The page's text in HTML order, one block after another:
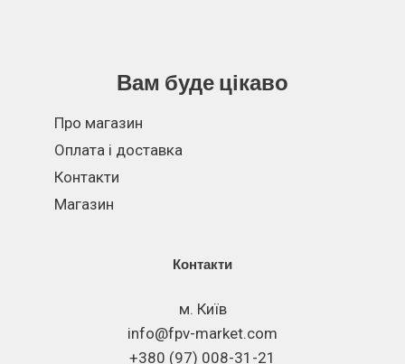
Вам буде цікаво
Про магазин
Оплата і доставка
Контакти
Магазин
Контакти
м. Київ
info@fpv-market.com
+380 (97) 008-31-21